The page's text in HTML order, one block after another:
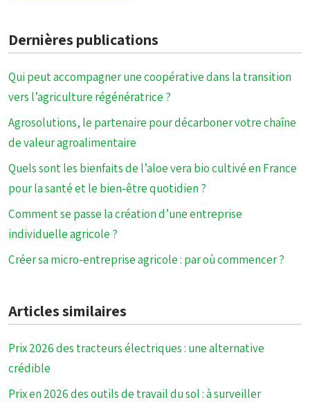
Dernières publications
Qui peut accompagner une coopérative dans la transition
vers l’agriculture régénératrice ?
Agrosolutions, le partenaire pour décarboner votre chaîne
de valeur agroalimentaire
Quels sont les bienfaits de l’aloe vera bio cultivé en France
pour la santé et le bien-être quotidien ?
Comment se passe la création d’une entreprise
individuelle agricole ?
Créer sa micro-entreprise agricole : par où commencer ?
Articles similaires
Prix 2026 des tracteurs électriques : une alternative
crédible
Prix en 2026 des outils de travail du sol : à surveiller